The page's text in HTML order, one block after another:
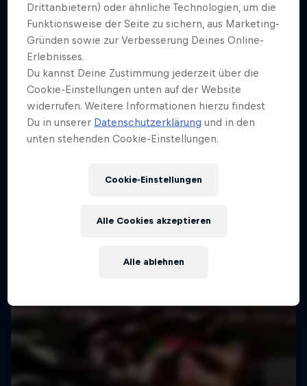
Drittanbietern) oder ähnliche Technologien, um die
Funktionsweise der Seite zu sichern, aus Marketing-
Gründen sowie zur Verbesserung Deines Online-
Erlebnisses.
Du kannst Deine Zustimmung jederzeit über die
Cookie-Einstellungen unten auf der Website
widerrufen. Weitere Informationen hierzu findest
Du in unserer Datenschutzerklärung und in den
unten stehenden Cookie-Einstellungen.
Cookie-Einstellungen
Alle ablehnen
Alle Cookies akzeptieren